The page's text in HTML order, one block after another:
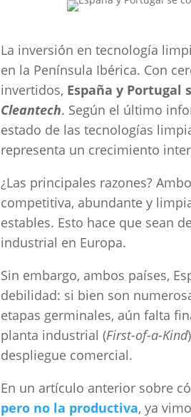
La inversión en tecnología
en la Península Ibérica. Con
invertidos, España y Portugal
Cleantech. Según el último
estado de las tecnologías
representa un crecimiento
¿Las principales razones?
competitiva, abundante y
estables. Esto hace que sean
industrial en Europa.
Sin embargo, ambos países,
debilidad: si bien son
etapas germinales, aún falta
planta industrial (First-of-a-Kind
despliegue comercial.
En un artículo anterior sobre
pero no la productiva, ya